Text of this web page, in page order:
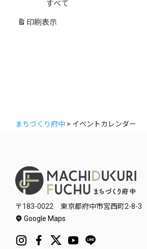
ゴ
リ
すべて
印刷 表示
まちづくり府中 > イベントカレンダー
〒183-0022 東京都府中市宮西町2-8-3
Google Maps